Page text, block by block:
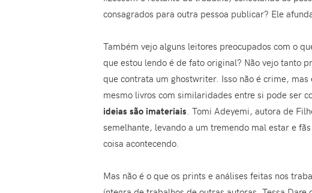
consagrados para outra pessoa publicar? Ele
Também vejo alguns leitores preocupados com o
que estou lendo é de fato original? Não vejo tanto
que contrata um ghostwriter. Isso não é crime,
mesmo livros com similaridades entre si pode ser
ideias são imateriais. Tomi Adeyemi, autora de
semelhante, levando a um tremendo mal estar e
coisa acontecendo.
Mas não é o que os prints e análises feitas nos